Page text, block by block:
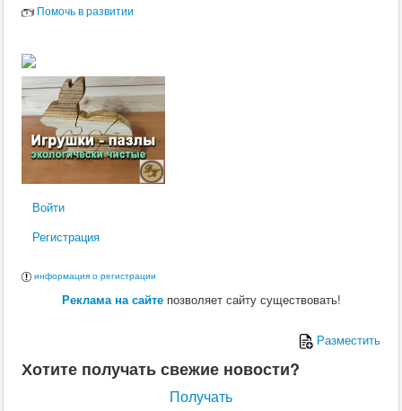
Помочь в развитии
Войти
Регистрация
информация о регистрации
Реклама на сайтепозволяет сайту существовать!
Разместить
Хотите получать свежие новости?
Получать